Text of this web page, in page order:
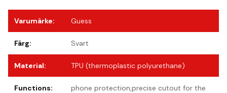
Varumärke: Guess
Färg: Svart
Material: TPU (thermoplastic polyurethane)
Functions:
phone protection,precise cutout for the